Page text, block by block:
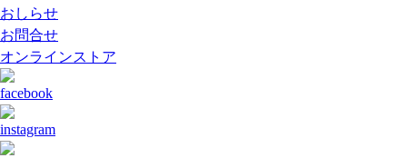
おしらせ
お問合せ
オンラインストア